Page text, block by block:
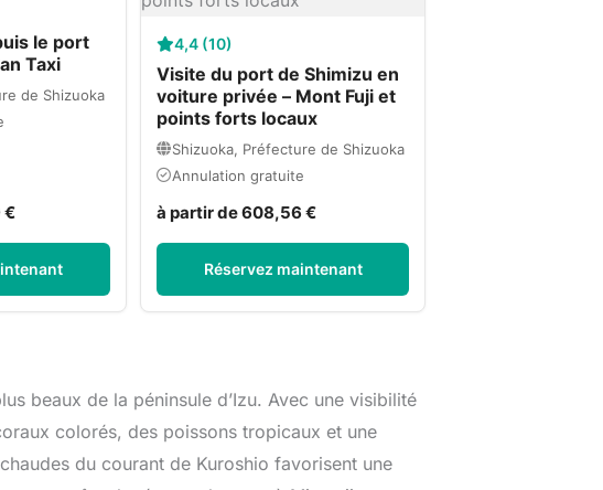
le port
Taxi
de Shizuoka
€
4,4 (10)
Visite du port de Shimizu en
voiture privée – Mont Fuji et
points forts locaux
Shizuoka, Préfecture de Shizuoka
Annulation gratuite
à partir de 608,56 €
Réservez maintenant
beaux de la péninsule d’Izu. Avec une visibilité
colorés, des poissons tropicaux et une
du courant de Kuroshio favorisent une